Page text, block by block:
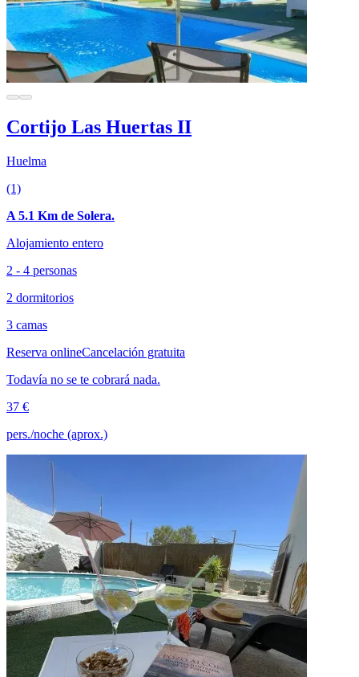
Cortijo Las Huertas II
Huelma
(1)
A 5.1 Km de Solera.
Alojamiento entero
2 - 4 personas
2 dormitorios
3 camas
Reserva onlineCancelación gratuita
Todavía no se te cobrará nada.
37 €
pers./noche (aprox.)